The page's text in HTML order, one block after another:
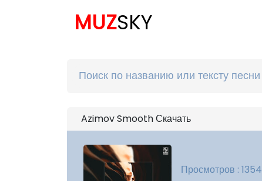
MUZSKY
Azimov Smooth Скачать
Просмотров : 1354